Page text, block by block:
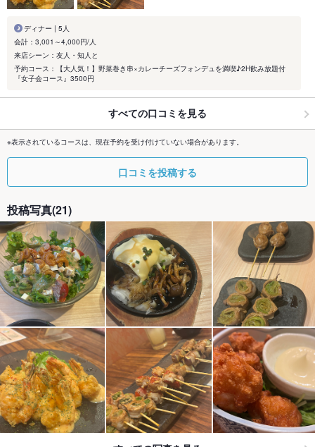
ディナー | 5人
会計：3,001～4,000円/人
来店シーン：友人・知人と
予約コース：【大人気！】野菜巻き串×カレーチーズフォンデュを満喫♪2H飲み放題付
『女子会コース』3500円
すべての口コミを見る
※表示されているコースは、現在予約を受け付けていない場合があります。
口コミを投稿する
投稿写真(21)